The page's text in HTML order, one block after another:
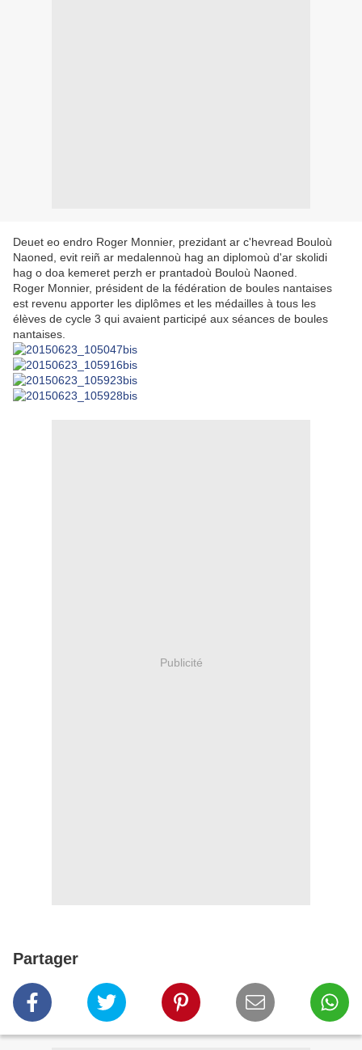
Deuet eo endro Roger Monnier, prezidant ar c'hevread Bouloù
Naoned, evit reiñ ar medalennoù hag an diplomoù d'ar skolidi
hag o doa kemeret perzh er prantadoù Bouloù Naoned.
Roger Monnier, président de la fédération de boules nantaises
est revenu apporter les diplômes et les médailles à tous les
élèves de cycle 3 qui avaient participé aux séances de boules
nantaises.
Publicité
Partager